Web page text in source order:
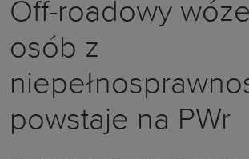
Off-roadowy
osób z
powstaje na PWr